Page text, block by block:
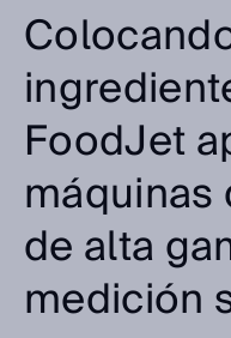
FoodJet
de alta
medición